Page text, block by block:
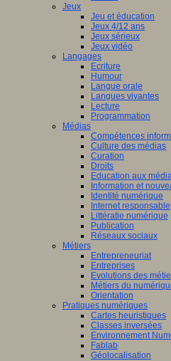
Jeux
Jeu et éducation
Jeux 4/12 ans
Jeux sérieux
Jeux vidéo
Langages
Ecriture
Humour
Langue orale
Langues vivantes
Lecture
Programmation
Médias
Compétences
Culture des médias
Curation
Droits
Education aux
Information et
Identité numérique
Internet responsable
Littératie numérique
Publication
Réseaux sociaux
Métiers
Entrepreneuriat
Entreprises
Evolutions des
Métiers du
Orientation
Pratiques numériques
Cartes heuristiques
Classes inversées
Environnement
Fablab
Géolocalisation